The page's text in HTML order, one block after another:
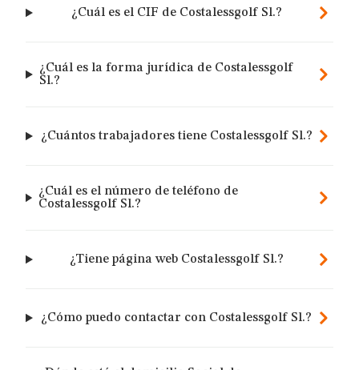
¿Cuál es el CIF de Costalessgolf Sl.?
¿Cuál es la forma jurídica de Costalessgolf
Sl.?
¿Cuántos trabajadores tiene Costalessgolf Sl.?
¿Cuál es el número de teléfono de
Costalessgolf Sl.?
¿Tiene página web Costalessgolf Sl.?
¿Cómo puedo contactar con Costalessgolf Sl.?